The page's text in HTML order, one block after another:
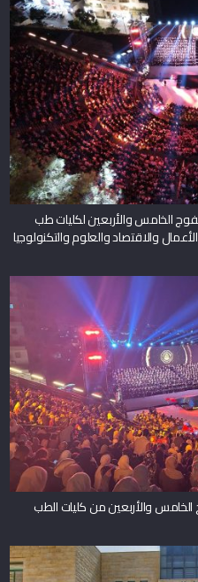
والأربعين من كليات الطب
الطب من هيئة الاعتماد وضمان
الطبي